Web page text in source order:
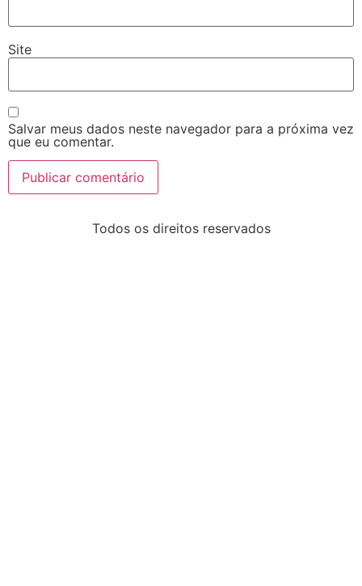
Site
Salvar meus dados neste navegador para a próxima vez
que eu comentar.
Todos os direitos reservados